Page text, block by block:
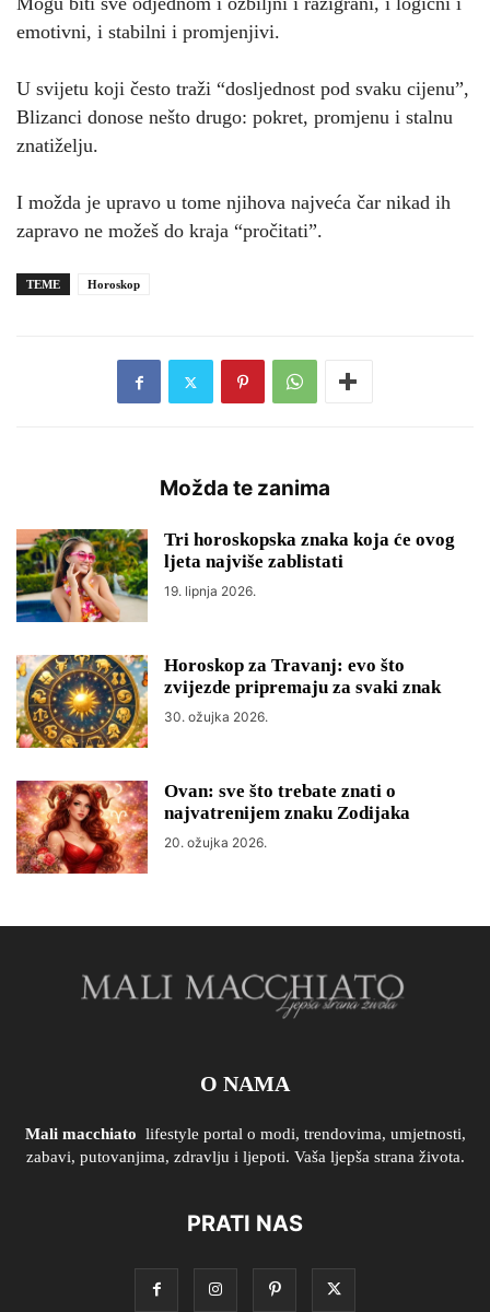
emotivni, i stabilni i promjenjivi.
U svijetu koji često traži “dosljednost pod svaku cijenu”,
Blizanci donose nešto drugo: pokret, promjenu i stalnu
znatiželju.
I možda je upravo u tome njihova najveća čar nikad ih
zapravo ne možeš do kraja “pročitati”.
TEME Horoskop
Možda te zanima
Tri horoskopska znaka koja će ovog
ljeta najviše zablistati
19. lipnja 2026.
Horoskop za Travanj: evo što
zvijezde pripremaju za svaki znak
30. ožujka 2026.
Ovan: sve što trebate znati o
najvatrenijem znaku Zodijaka
20. ožujka 2026.
O NAMA
Mali macchiato lifestyle portal o modi, trendovima, umjetnosti,
zabavi, putovanjima, zdravlju i ljepoti. Vaša ljepša strana života.
PRATI NAS